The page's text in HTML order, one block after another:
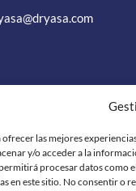
ofrecer las mejores
y/o acceder a la
procesar datos como
en este sitio. No consentir o